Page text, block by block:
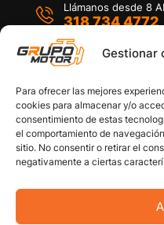
Gestionar
Para ofrecer las mejores
cookies para almacenar y/o
consentimiento de estas
el comportamiento de
sitio. No consentir o retirar el
negativamente a ciertas
Llámanos desde 8
318 734 4772
Por medio de
Política de